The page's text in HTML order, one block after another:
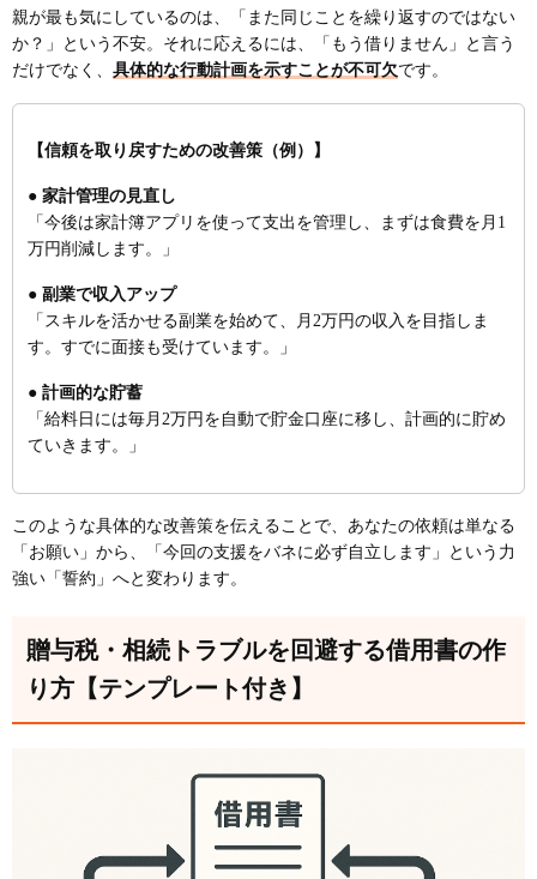
親が最も気にしているのは、「また同じことを繰り返すのではない
か？」という不安。それに応えるには、「もう借りません」と言う
だけでなく、 具体的な行動計画を示すことが不可欠です。
【信頼を取り戻すための改善策（例）】
● 家計管理の見直し
「今後は家計簿アプリを使って支出を管理し、まずは食費を月1
万円削減します。」
● 副業で収入アップ
「スキルを活かせる副業を始めて、月2万円の収入を目指しま
す。すでに面接も受けています。」
● 計画的な貯蓄
「給料日には毎月2万円を自動で貯金口座に移し、計画的に貯め
ていきます。」
このような具体的な改善策を伝えることで、あなたの依頼は単なる
「お願い」から、「今回の支援をバネに必ず自立します」という力
強い「誓約」へと変わります。
贈与税・相続トラブルを回避する借用書の作
り方【テンプレート付き】